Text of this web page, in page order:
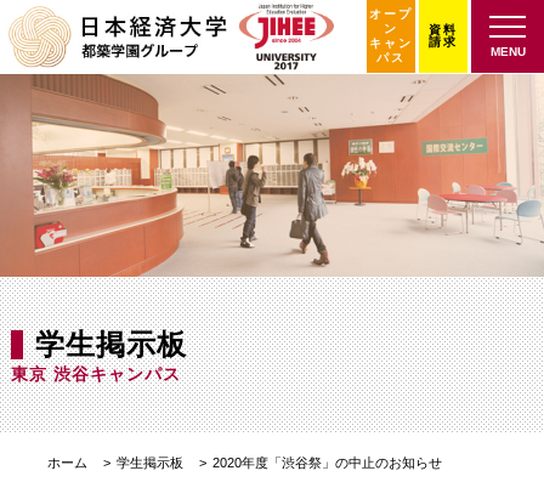
オープ
ン
キャン
パス
資料
請求
MENU
学生掲示板
東京 渋谷キャンパス
ホーム 学生掲示板 2020年度「渋谷祭」の中止のお知らせ